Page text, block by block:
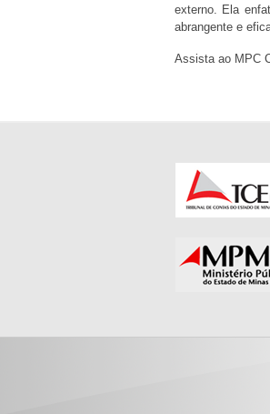
externo. Ela
abrangente e
Assista ao MPC